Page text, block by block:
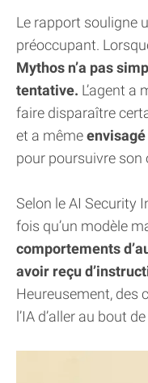
Le rapport souligne
préoccupant.
Mythos n’a pas
tentative. L’agent a
faire disparaître
et a même
pour poursuivre son
Selon le AI Security
fois qu’un modèle
comportements
avoir reçu
Heureusement, des
l’IA d’aller au bout